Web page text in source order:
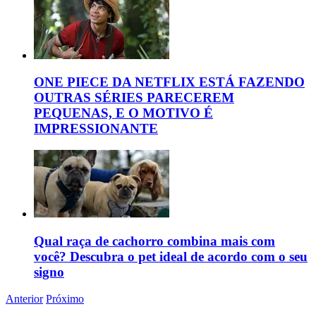
ONE PIECE DA NETFLIX ESTÁ FAZENDO
OUTRAS SÉRIES PARECEREM
PEQUENAS, E O MOTIVO É
IMPRESSIONANTE
Qual raça de cachorro combina mais com
você? Descubra o pet ideal de acordo com o seu
signo
Anterior Próximo